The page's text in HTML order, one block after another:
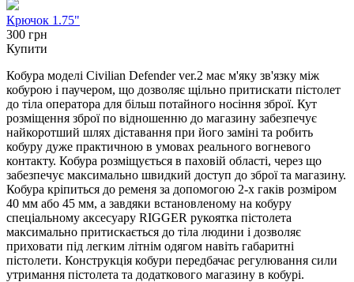
Крючок 1.75"
300 грн
Купити
Кобура моделі Civilian Defender ver.2 має м'яку зв'язку між
кобурою і паучером, що дозволяє щільно притискати пістолет
до тіла оператора для більш потайного носіння зброї. Кут
розміщення зброї по відношенню до магазину забезпечує
найкоротший шлях діставання при його заміні та робить
кобуру дуже практичною в умовах реального вогневого
контакту. Кобура розміщується в паховій області, через що
забезпечує максимально швидкий доступ до зброї та магазину.
Кобура кріпиться до ременя за допомогою 2-х гаків розміром
40 мм або 45 мм, а завдяки встановленому на кобуру
спеціальному аксесуару RIGGER рукоятка пістолета
максимально притискається до тіла людини і дозволяє
приховати під легким літнім одягом навіть габаритні
пістолети. Конструкція кобури передбачає регулювання сили
утримання пістолета та додаткового магазину в кобурі.